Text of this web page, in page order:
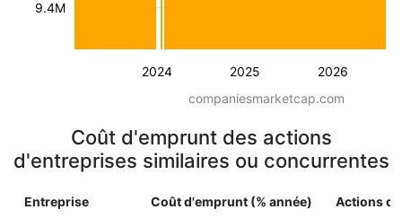
2024 2025 2026
9.4M
companiesmarketcap.com
Coût d'emprunt des actions
d'entreprises similaires ou concurrentes
Entreprise Coût d'emprunt (% année) Actions